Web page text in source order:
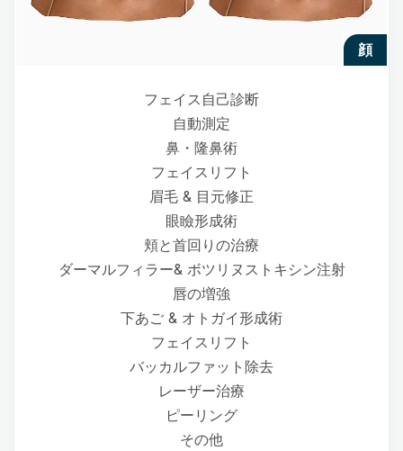
顔
フェイス自己診断
自動測定
鼻・隆鼻術
フェイスリフト
眉毛 & 目元修正
眼瞼形成術
頬と首回りの治療
ダーマルフィラー& ボツリヌストキシン注射
唇の増強
下あご & オトガイ形成術
フェイスリフト
バッカルファット除去
レーザー治療
ピーリング
その他